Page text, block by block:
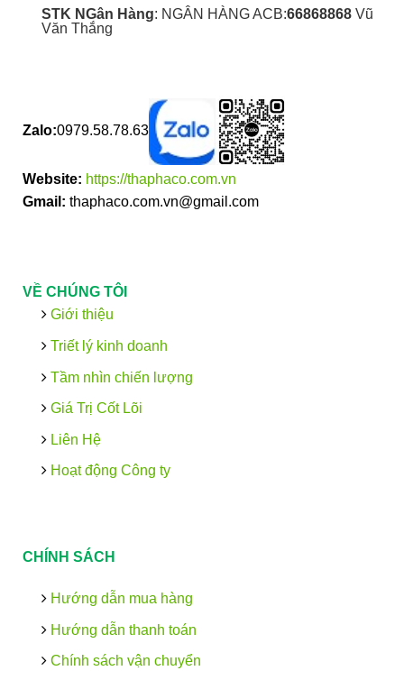
STK NGân Hàng: NGÂN HÀNG ACB:66868868Vũ
Văn Thắng
Zalo:0979.58.78.63
Website: https://thaphaco.com.vn
Gmail: thaphaco.com.vn@gmail.com
VỀ CHÚNG TÔI
Giới thiệu
Triết lý kinh doanh
Tầm nhìn chiến lượng
Giá Trị Cốt Lõi
Liên Hệ
Hoạt động Công ty
CHÍNH SÁCH
Hướng dẫn mua hàng
Hướng dẫn thanh toán
Chính sách vận chuyển